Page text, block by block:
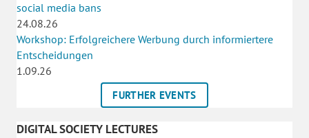
social media bans
24.08.26
Workshop: Erfolgreichere Werbung durch informiertere
Entscheidungen
1.09.26
FURTHER EVENTS
DIGITAL SOCIETY LECTURES